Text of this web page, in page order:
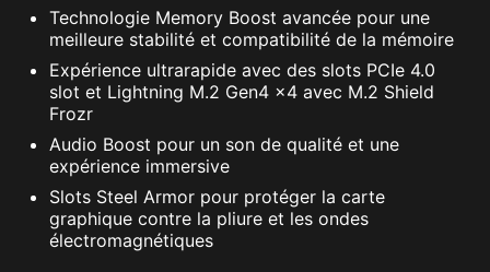
Technologie Memory Boost avancée pour une
meilleure stabilité et compatibilité de la mémoire
Expérience ultrarapide avec des slots PCIe 4.0
slot et Lightning M.2 Gen4 x4 avec M.2 Shield
Frozr
Audio Boost pour un son de qualité et une
expérience immersive
Slots Steel Armor pour protéger la carte
graphique contre la pliure et les ondes
électromagnétiques